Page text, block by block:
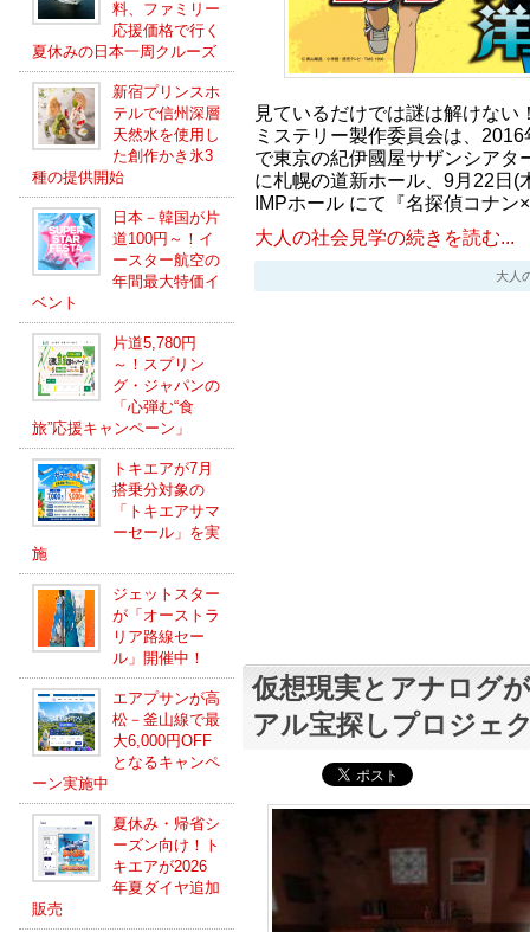
料、ファミリー
応援価格で行く
夏休みの日本一周クルーズ
新宿プリンスホ
テルで信州深層
天然水を使用し
た創作かき氷3
種の提供開始
日本－韓国が片
道100円～！イ
ースター航空の
年間最大特価イ
ベント
片道5,780円
～！スプリン
グ・ジャパンの
「心弾む“食
旅”応援キャンペーン」
トキエアが7月
搭乗分対象の
「トキエアサマ
ーセール」を実
施
ジェットスター
が「オーストラ
リア路線セー
ル」開催中！
エアプサンが高
松－釜山線で最
大6,000円OFF
となるキャンペ
ーン実施中
夏休み・帰省シ
ーズン向け！ト
キエアが2026
年夏ダイヤ追加
販売
見ているだけでは謎は解けない
ミステリー製作委員会は、
で東京の紀伊國屋サザンシアタ
に札幌の道新ホール、9月22日(
IMPホール にて『名探偵コナ
大人の社会見学の続きを読む...
大人
仮想現実とアナログ
アル宝探しプロジェ